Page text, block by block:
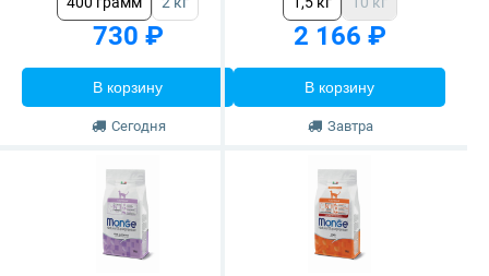
730 ₽
В корзину
Сегодня
2 166 ₽
В корзину
Завтра